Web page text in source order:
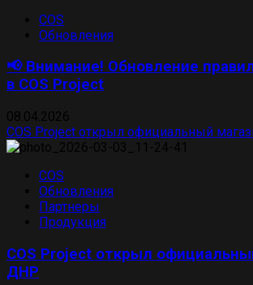
COS
Обновления
📢 Внимание! Обновление
в COS Project
COS Project открыл официальный
COS
Обновления
Партнеры
Продукция
COS Project открыл
ДНР